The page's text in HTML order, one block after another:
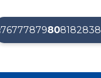
7677787980818283